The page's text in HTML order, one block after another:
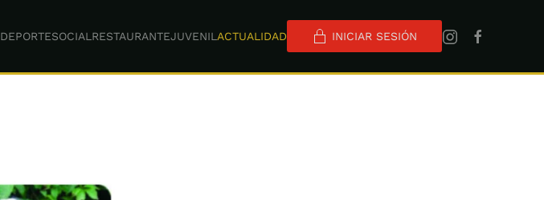
DEPORTESOCIAL RESTAURANTEJUVENIL ACTUALIDAD INICIAR SESIÓN